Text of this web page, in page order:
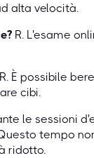
alta velocità.
R. L'esame
R. È possibile
cibi.
le sessioni
tempo
ridotto.